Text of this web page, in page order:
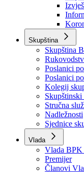
Skupština
Skupština
Poslanici
Poslanici
Kolegij
Skupštinski
Stručna
Nadležnosti
Sjednice
Vlada